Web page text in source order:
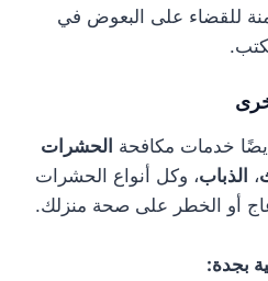
للقضاء على البعوض في
خدمات مكافحة الحشرات
، الذباب، وكل أنواع الحشرات
أو الخطر على صحة منزلك.
بجدة: